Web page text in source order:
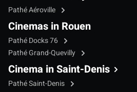
Pathé Aéroville
Cinemas in Rouen
Pathé Docks 76
Pathé Grand-Quevilly
Cinema in Saint-Denis
Pathé Saint-Denis